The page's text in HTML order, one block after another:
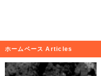
ホームベース Articles